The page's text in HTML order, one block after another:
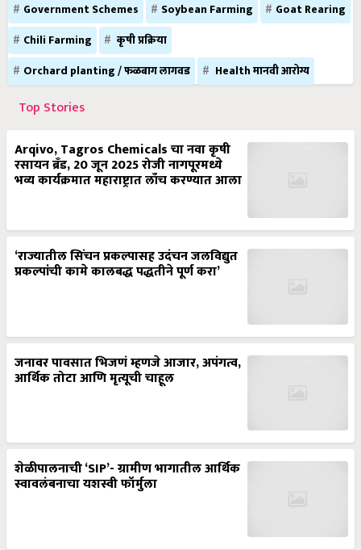
Government Schemes Soybean Farming
Goat Rearing
Chili Farming
कृषी प्रक्रिया
Orchard planting / फळबाग लागवड
Health मानवी आरोग्य
Top Stories
Arqivo, Tagros Chemicals चा नवा कृषी
रसायन ब्रँड, 20 जून 2025 रोजी नागपूरमध्ये
भव्य कार्यक्रमात महाराष्ट्रात लाँच करण्यात आला
‘राज्यातील सिंचन प्रकल्पासह उदंचन जलविद्युत
प्रकल्पांची कामे कालबद्ध पद्धतीने पूर्ण करा’
जनावर पावसात भिजणं म्हणजे आजार, अपंगत्व,
आर्थिक तोटा आणि मृत्यूची चाहूल
शेळीपालनाची ‘SIP’- ग्रामीण भागातील आर्थिक
स्वावलंबनाचा यशस्वी फॉर्मुला